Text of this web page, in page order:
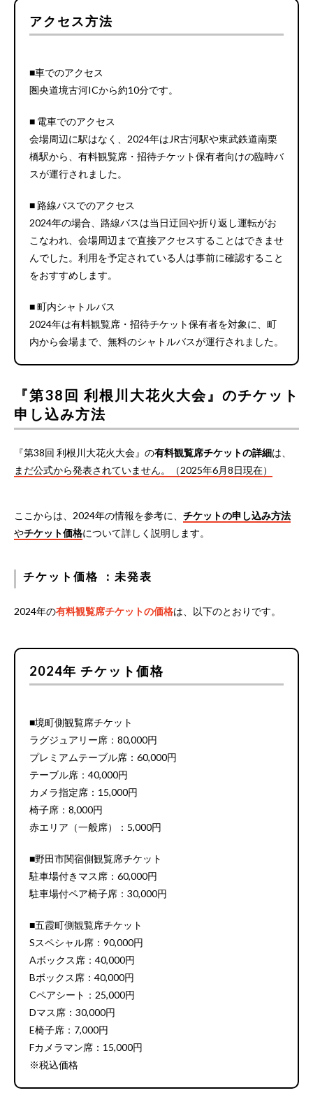
アクセス方法
■車でのアクセス
圏央道境古河ICから約10分です。
■ 電車でのアクセス
会場周辺に駅はなく、2024年はJR古河駅や東武鉄道南栗
橋駅から、有料観覧席・招待チケット保有者向けの臨時バ
スが運行されました。
■ 路線バスでのアクセス
2024年の場合、路線バスは当日迂回や折り返し運転がお
こなわれ、会場周辺まで直接アクセスすることはできませ
んでした。利用を予定されている人は事前に確認すること
をおすすめします。
■ 町内シャトルバス
2024年は有料観覧席・招待チケット保有者を対象に、町
内から会場まで、無料のシャトルバスが運行されました。
『第38回 利根川大花火大会』のチケット
申し込み方法
『第38回 利根川大花火大会』の有料観覧席チケットの詳細は、
まだ公式から発表されていません。（2025年6月8日現在）
ここからは、2024年の情報を参考に、 チケットの申し込み方法
やチケット価格について詳しく説明します。
チケット価格 ：未発表
2024年の有料観覧席チケットの価格は、以下のとおりです。
2024年 チケット価格
■境町側観覧席チケット
ラグジュアリー席：80,000円
プレミアムテーブル席：60,000円
テーブル席：40,000円
カメラ指定席：15,000円
椅子席：8,000円
赤エリア（一般席）：5,000円
■野田市関宿側観覧席チケット
駐車場付きマス席：60,000円
駐車場付ペア椅子席：30,000円
■五霞町側観覧席チケット
Sスペシャル席：90,000円
Aボックス席：40,000円
Bボックス席：40,000円
Cペアシート：25,000円
Dマス席：30,000円
E椅子席：7,000円
Fカメラマン席：15,000円
※税込価格